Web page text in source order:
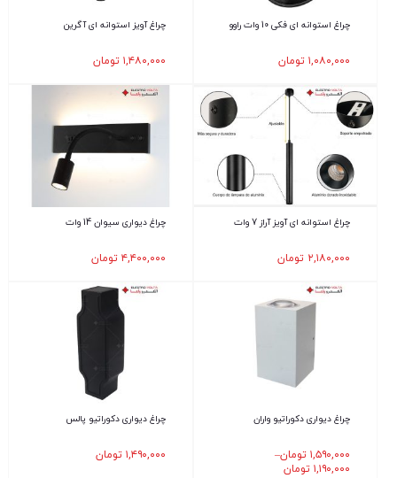
چراغ استوانه ای فکی 10 وات راوو
۱,۰۸۰,۰۰۰ تومان
چراغ آویز استوانه ای آگرین
۱,۴۸۰,۰۰۰ تومان
چراغ استوانه ای آویز آراز 7 وات
۲,۱۸۰,۰۰۰ تومان
چراغ دیواری سیوان 14 وات
۴,۴۰۰,۰۰۰ تومان
چراغ دیواری دکوراتیو واران
۱,۵۹۰,۰۰۰ تومان–
۱,۱۹۰,۰۰۰ تومان
چراغ دیواری دکوراتیو پالس
۱,۴۹۰,۰۰۰ تومان